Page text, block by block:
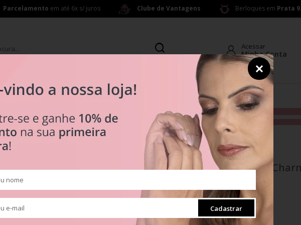
Parcelamento em até 6x s/ juros Clube de Vantagens Berloques em Prata
Acessar
Minha Conta
Tipos
Clipes
Pingentes
Radiante
Brincos Colar
a partir de R$ 199,00
Berloque
Cadastrar